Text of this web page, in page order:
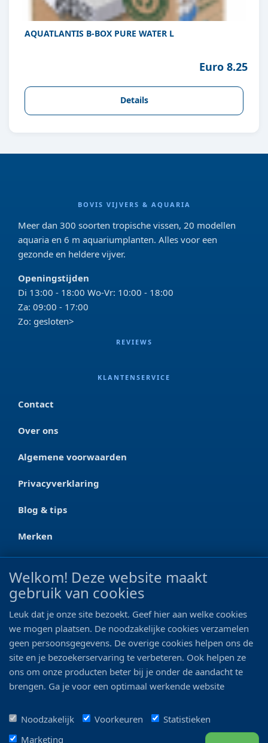
AQUATLANTIS B-BOX PURE WATER L
Euro 8.25
Details
BOVIS VIJVERS & AQUARIA
Meer dan 300 soorten tropische vissen, 20 modellen
aquaria en 6 m aquariumplanten. Alles voor een
gezonde en heldere vijver.
Openingstijden
Di 13:00 - 18:00 Wo-Vr: 10:00 - 18:00
Za: 09:00 - 17:00
Zo: gesloten>
REVIEWS
KLANTENSERVICE
Contact
Over ons
Algemene voorwaarden
Privacyverklaring
Blog & tips
Merken
CONTACT
Ootmarsumseweg 125a
0546 - 622 990
06 - 11 19 81 42
info@bo-vis.nl
Welkom! Deze website maakt
gebruik van cookies
Leuk dat je onze site bezoekt. Geef hier aan welke cookies
we mogen plaatsen. De noodzakelijke cookies verzamelen
geen persoonsgegevens. De overige cookies helpen ons de
site en je bezoekerservaring te verbeteren. Ook helpen ze
ons om onze producten beter bij je onder de aandacht te
brengen. Ga je voor een optimaal werkende website
Noodzakelijk
Voorkeuren
Statistieken
Marketing